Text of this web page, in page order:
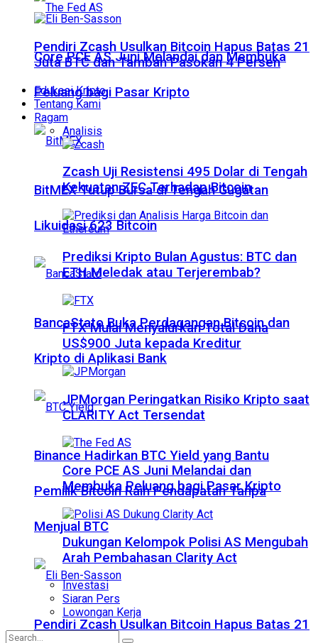
Core PCE AS Juni Melandai dan Membuka
Peluang bagi Pasar Kripto
BitMEX Tutup Bursa di Tengah Gugatan
Likuidasi 623 Bitcoin
BancaStato Buka Perdagangan Bitcoin dan
Kripto di Aplikasi Bank
Binance Hadirkan BTC Yield yang Bantu
Pemilik Bitcoin Raih Pendapatan Tanpa
Menjual BTC
Pendiri Zcash Usulkan Bitcoin Hapus Batas 21
Pendiri Zcash Usulkan Bitcoin Hapus Batas 21
Juta BTC dan Tambah Pasokan 4 Persen
Edukasi Kripto
Tentang Kami
Ragam
Analisis
Zcash Uji Resistensi 495 Dolar di Tengah
Kekuatan ZEC Terhadap Bitcoin
Prediksi Kripto Bulan Agustus: BTC dan
ETH Meledak atau Terjerembab?
FTX Mulai Menyalurkan Total Dana
US$900 Juta kepada Kreditur
JPMorgan Peringatkan Risiko Kripto saat
CLARITY Act Tersendat
Core PCE AS Juni Melandai dan
Membuka Peluang bagi Pasar Kripto
Dukungan Kelompok Polisi AS Mengubah
Arah Pembahasan Clarity Act
Investasi
Siaran Pers
Lowongan Kerja